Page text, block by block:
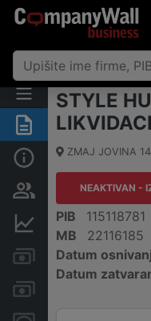
Rezime
Osnovni podaci
Vlasnička struktura
Finansijski podaci
Kreditni limit
STYLE
ZMAJ JOVINA 14
NEAKTIVAN -
PIB
115118781
MB
22116185
Datum
Datum